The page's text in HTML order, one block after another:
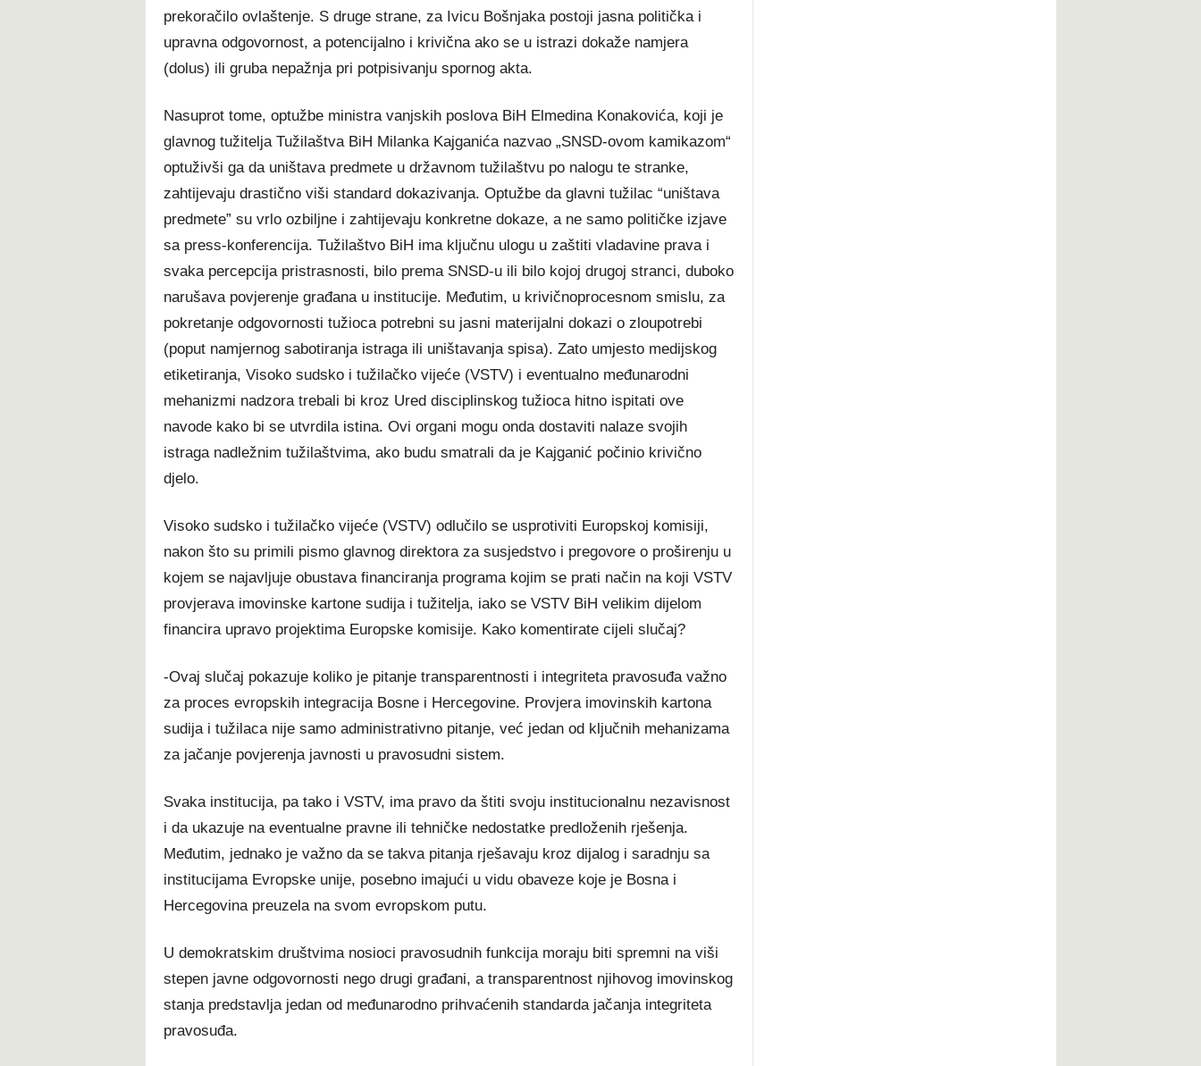
prekoračilo ovlaštenje. S druge strane, za Ivicu Bošnjaka postoji jasna politička i
upravna odgovornost, a potencijalno i krivična ako se u istrazi dokaže namjera
(dolus) ili gruba nepažnja pri potpisivanju spornog akta.
Nasuprot tome, optužbe ministra vanjskih poslova BiH Elmedina Konakovića, koji je
glavnog tužitelja Tužilaštva BiH Milanka Kajganića nazvao „SNSD-ovom kamikazom“
optuživši ga da uništava predmete u državnom tužilaštvu po nalogu te stranke,
zahtijevaju drastično viši standard dokazivanja. Optužbe da glavni tužilac “uništava
predmete” su vrlo ozbiljne i zahtijevaju konkretne dokaze, a ne samo političke izjave
sa press-konferencija. Tužilaštvo BiH ima ključnu ulogu u zaštiti vladavine prava i
svaka percepcija pristrasnosti, bilo prema SNSD-u ili bilo kojoj drugoj stranci, duboko
narušava povjerenje građana u institucije. Međutim, u krivičnoprocesnom smislu, za
pokretanje odgovornosti tužioca potrebni su jasni materijalni dokazi o zloupotrebi
(poput namjernog sabotiranja istraga ili uništavanja spisa). Zato umjesto medijskog
etiketiranja, Visoko sudsko i tužilačko vijeće (VSTV) i eventualno međunarodni
mehanizmi nadzora trebali bi kroz Ured disciplinskog tužioca hitno ispitati ove
navode kako bi se utvrdila istina. Ovi organi mogu onda dostaviti nalaze svojih
istraga nadležnim tužilaštvima, ako budu smatrali da je Kajganić počinio krivično
djelo.
Visoko sudsko i tužilačko vijeće (VSTV) odlučilo se usprotiviti Europskoj komisiji,
nakon što su primili pismo glavnog direktora za susjedstvo i pregovore o proširenju u
kojem se najavljuje obustava financiranja programa kojim se prati način na koji VSTV
provjerava imovinske kartone sudija i tužitelja, iako se VSTV BiH velikim dijelom
financira upravo projektima Europske komisije. Kako komentirate cijeli slučaj?
-Ovaj slučaj pokazuje koliko je pitanje transparentnosti i integriteta pravosuđa važno
za proces evropskih integracija Bosne i Hercegovine. Provjera imovinskih kartona
sudija i tužilaca nije samo administrativno pitanje, već jedan od ključnih mehanizama
za jačanje povjerenja javnosti u pravosudni sistem.
Svaka institucija, pa tako i VSTV, ima pravo da štiti svoju institucionalnu nezavisnost
i da ukazuje na eventualne pravne ili tehničke nedostatke predloženih rješenja.
Međutim, jednako je važno da se takva pitanja rješavaju kroz dijalog i saradnju sa
institucijama Evropske unije, posebno imajući u vidu obaveze koje je Bosna i
Hercegovina preuzela na svom evropskom putu.
U demokratskim društvima nosioci pravosudnih funkcija moraju biti spremni na viši
stepen javne odgovornosti nego drugi građani, a transparentnost njihovog imovinskog
stanja predstavlja jedan od međunarodno prihvaćenih standarda jačanja integriteta
pravosuđa.